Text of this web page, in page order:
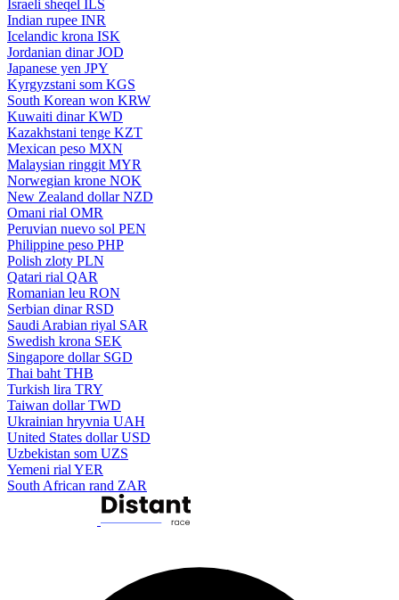
Israeli sheqel ILS
Indian rupee INR
Icelandic krona ISK
Jordanian dinar JOD
Japanese yen JPY
Kyrgyzstani som KGS
South Korean won KRW
Kuwaiti dinar KWD
Kazakhstani tenge KZT
Mexican peso MXN
Malaysian ringgit MYR
Norwegian krone NOK
New Zealand dollar NZD
Omani rial OMR
Peruvian nuevo sol PEN
Philippine peso PHP
Polish zloty PLN
Qatari rial QAR
Romanian leu RON
Serbian dinar RSD
Saudi Arabian riyal SAR
Swedish krona SEK
Singapore dollar SGD
Thai baht THB
Turkish lira TRY
Taiwan dollar TWD
Ukrainian hryvnia UAH
United States dollar USD
Uzbekistan som UZS
Yemeni rial YER
South African rand ZAR